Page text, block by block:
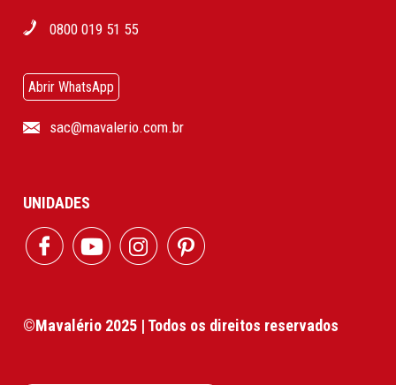
0800 019 51 55
Abrir WhatsApp
sac@mavalerio.com.br
UNIDADES
©Mavalério 2025 | Todos os direitos reservados